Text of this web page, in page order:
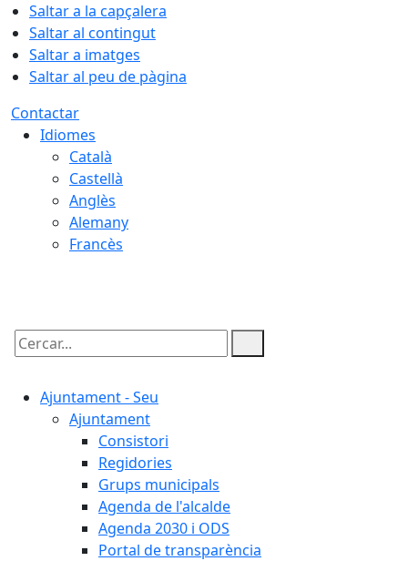
Saltar a la capçalera
Saltar al contingut
Saltar a imatges
Saltar al peu de pàgina
Contactar
Idiomes
Català
Castellà
Anglès
Alemany
Francès
Cercar:
Ajuntament - Seu
Ajuntament
Consistori
Regidories
Grups municipals
Agenda de l'alcalde
Agenda 2030 i ODS
Portal de transparència